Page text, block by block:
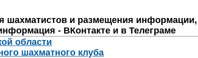
шахматистов и размещения
- ВКонтакте и в Телеграме
области
шахматного клуба